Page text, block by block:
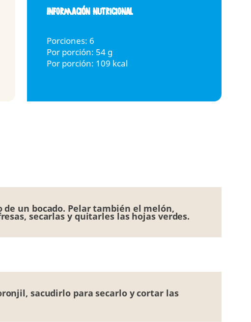
Información nutricional
Porciones: 6
Por porción: 54 g
Por porción: 109 kcal
un bocado. Pelar también el melón,
secarlas y quitarles las hojas verdes.
sacudirlo para secarlo y cortar las